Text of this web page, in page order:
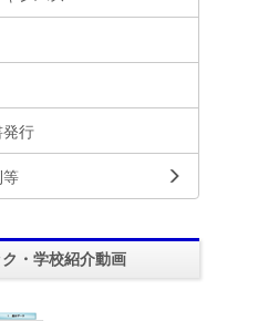
行
・学校紹介動画